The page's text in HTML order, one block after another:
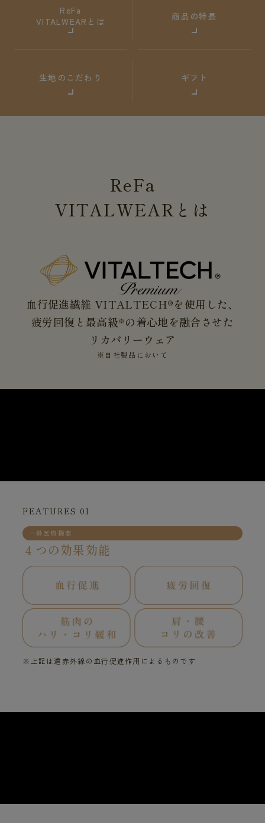
ReFa
VITALWEARとは
商品の特長
生地のこだわり ギフト
ReFa
VITALWEAR とは
血行促進繊維 VITALTECH®を使用した、
疲労回復と最高級※ の着心地を融合させた
リカバリーウェア
※自社製品において
FEATURES 01
一般医療機器
４つの効果効能
※上記は遠赤外線の血行促進作用によるものです